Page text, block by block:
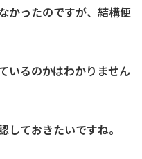
かったのですが、結構便
いるのかはわかりません
ておきたいですね。